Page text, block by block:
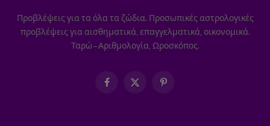
Προβλέψεις για τα όλα τα ζώδια. Προσωπικές αστρολογικές
προβλέψεις για αισθηματικά, επαγγελματικά, οικονομικά.
Ταρώ – Αριθμολογία, Ωροσκόπος.
Facebook
X
Pinterest